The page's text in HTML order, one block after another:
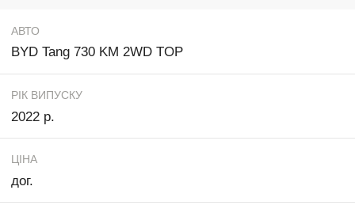
АВТО
BYD Tang 730 KM 2WD TOP
РІК ВИПУСКУ
2022 р.
ЦІНА
дог.